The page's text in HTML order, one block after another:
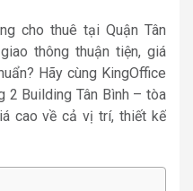
cho thuê tại Quận Tân
thông thuận tiện, giá
Hãy cùng KingOffice
2 Building Tân Bình – tòa
cao về cả vị trí, thiết kế